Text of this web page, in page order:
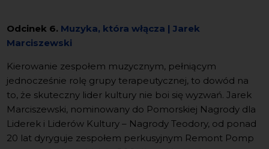
Odcinek 6. Muzyka, która włącza | Jarek
Marciszewski
Kierowanie zespołem muzycznym, pełniącym
jednocześnie rolę grupy terapeutycznej, to dowód na
to, że skuteczny lider kultury nie boi się wyzwań. Jarek
Marciszewski, nominowany do Pomorskiej Nagrody dla
Liderek i Liderów Kultury – Nagrody Teodory, od ponad
20 lat dyryguje zespołem perkusyjnym Remont Pomp